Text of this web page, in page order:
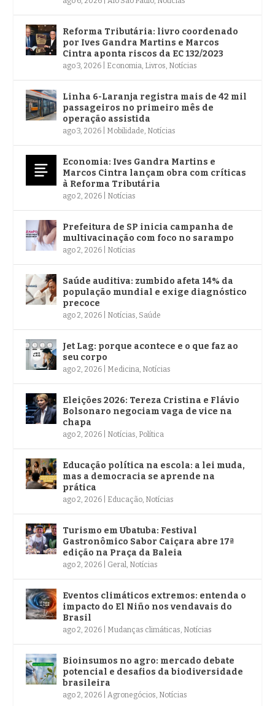
Reforma Tributária: livro coordenado
por Ives Gandra Martins e Marcos
Cintra aponta riscos da EC 132/2023
ago 3, 2026 Economia, Livros, Notícias
Linha 6-Laranja registra mais de 42 mil
passageiros no primeiro mês de
operação assistida
ago 3, 2026 Mobilidade, Notícias
Economia: Ives Gandra Martins e
Marcos Cintra lançam obra com críticas
à Reforma Tributária
ago 2, 2026 Notícias
Prefeitura de SP inicia campanha de
multivacinação com foco no sarampo
ago 2, 2026 Notícias
Saúde auditiva: zumbido afeta 14% da
população mundial e exige diagnóstico
precoce
ago 2, 2026 Notícias, Saúde
Jet Lag: porque acontece e o que faz ao
seu corpo
ago 2, 2026 Medicina, Notícias
Eleições 2026: Tereza Cristina e Flávio
Bolsonaro negociam vaga de vice na
chapa
ago 2, 2026 Notícias, Política
Educação política na escola: a lei muda,
mas a democracia se aprende na
prática
ago 2, 2026 Educação, Notícias
Turismo em Ubatuba: Festival
Gastronômico Sabor Caiçara abre 17ª
edição na Praça da Baleia
ago 2, 2026 Geral, Notícias
Eventos climáticos extremos: entenda o
impacto do El Niño nos vendavais do
Brasil
ago 2, 2026 Mudanças climáticas, Notícias
Bioinsumos no agro: mercado debate
potencial e desafios da biodiversidade
brasileira
ago 2, 2026 |Agronegócios, Notícias